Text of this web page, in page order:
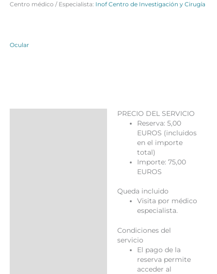
Centro médico / Especialista: Inof Centro de Investigación y Cirugía
Ocular
PRECIO DEL SERVICIO
Reserva: 5,00
EUROS (incluidos
en el importe
total)
Importe: 75,00
EUROS
Queda incluido
Visita por médico
especialista.
Condiciones del
servicio
El pago de la
reserva permite
acceder al